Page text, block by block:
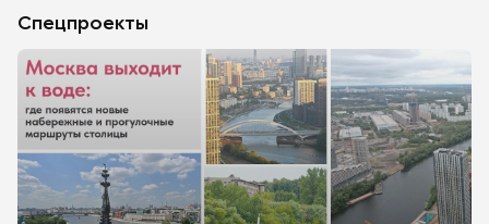
Спецпроекты